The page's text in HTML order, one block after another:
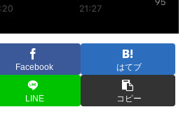
Facebook はてブ
LINE コピー